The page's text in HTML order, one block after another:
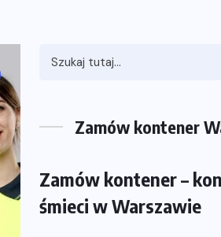
Zamów kontener
Zamów kontener –
śmieci w Warszawie